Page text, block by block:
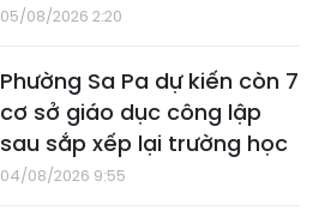
05/08/2026 2:20
Phường Sa Pa dự kiến còn 7
cơ sở giáo dục công lập
sau sắp xếp lại trường học
04/08/2026 9:55